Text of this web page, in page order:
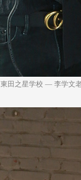
東田之星学校 — 李学文